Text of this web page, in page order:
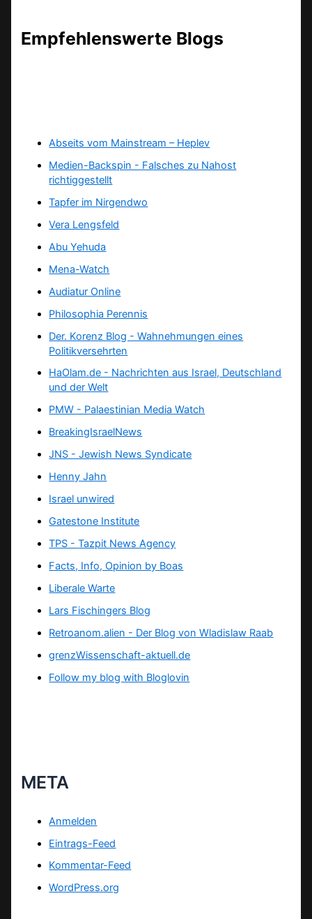
Empfehlenswerte Blogs
Abseits vom Mainstream – Heplev
Medien-Backspin - Falsches zu Nahost
richtiggestellt
Tapfer im Nirgendwo
Vera Lengsfeld
Abu Yehuda
Mena-Watch
Audiatur Online
Philosophia Perennis
Der. Korenz Blog - Wahnehmungen eines
Politikversehrten
HaOlam.de - Nachrichten aus Israel, Deutschland
und der Welt
PMW - Palaestinian Media Watch
BreakingIsraelNews
JNS - Jewish News Syndicate
Henny Jahn
Israel unwired
Gatestone Institute
TPS -Tazpit News Agency
Facts, Info, Opinion by Boas
Liberale Warte
Lars Fischingers Blog
Retroanom.alien - Der Blog von Wladislaw Raab
grenzWissenschaft-aktuell.de
Follow my blog with Bloglovin
META
Anmelden
Eintrags-Feed
Kommentar-Feed
WordPress.org